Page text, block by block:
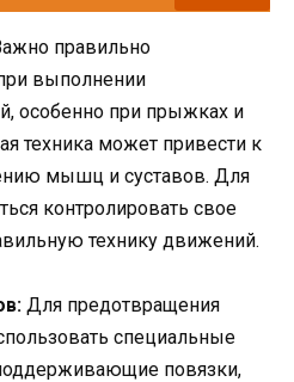
правильно
выполнении
особенно при прыжках и
техника может привести к
мышц и суставов. Для
контролировать свое
технику движений.
Для предотвращения
специальные
повязки,